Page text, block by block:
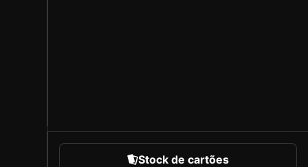
Stock de cartões